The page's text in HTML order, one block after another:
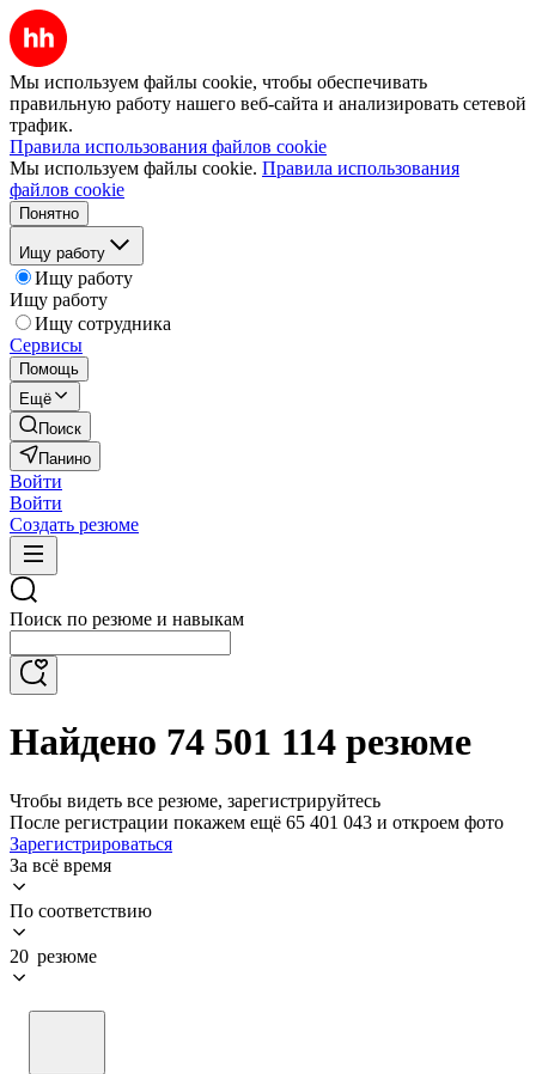
Мы используем файлы cookie, чтобы обеспечивать
правильную работу нашего веб-сайта и анализировать сетевой
трафик.
Правила использования файлов cookie
Мы используем файлы cookie. Правила использования
файлов cookie
Понятно
Ищу работу
Ищу работу
Ищу работу
Ищу сотрудника
Сервисы
Помощь
Ещё
Поиск
Панино
Войти
Войти
Создать резюме
Поиск по резюме и навыкам
Найдено 74 501 114 резюме
Чтобы видеть все резюме, зарегистрируйтесь
После регистрации покажем ещё 65 401 043 и откроем фото
Зарегистрироваться
За всё время
По соответствию
20 резюме